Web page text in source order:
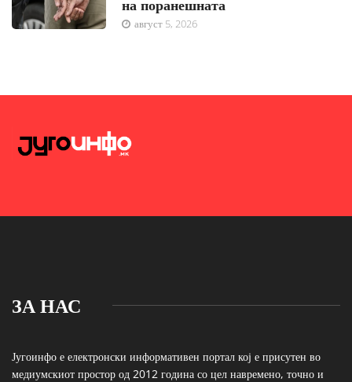
на поранешната
август 5, 2026
ЗА НАС
Југоинфо е електронски информативен портал кој е присутен во
медиумскиот простор од 2012 година со цел навремено, точно и